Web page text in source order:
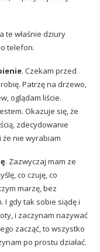
te właśnie dziury
telefon.
. Czekam przed
robię. Patrzę na drzewo,
oglądam liście.
Okazuje się, że
zdecydowanie
że nie wyrabiam
. Zazwyczaj mam ze
co czuję, co
marzę, bez
I gdy tak sobie siądę i
i zaczynam nazywać
zacząć, to wszystko
po prostu działać.